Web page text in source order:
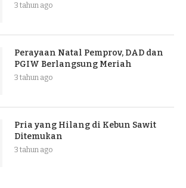
3 tahun ago
Perayaan Natal Pemprov, DAD dan
PGIW Berlangsung Meriah
3 tahun ago
Pria yang Hilang di Kebun Sawit
Ditemukan
3 tahun ago